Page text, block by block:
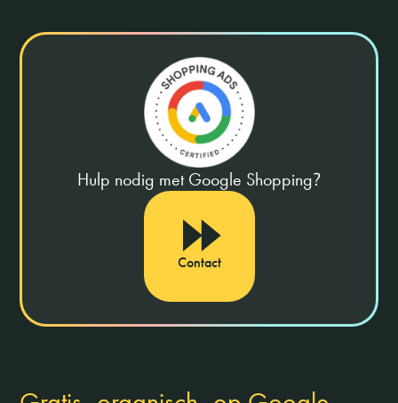
Hulp nodig met Google Shopping?
Contact